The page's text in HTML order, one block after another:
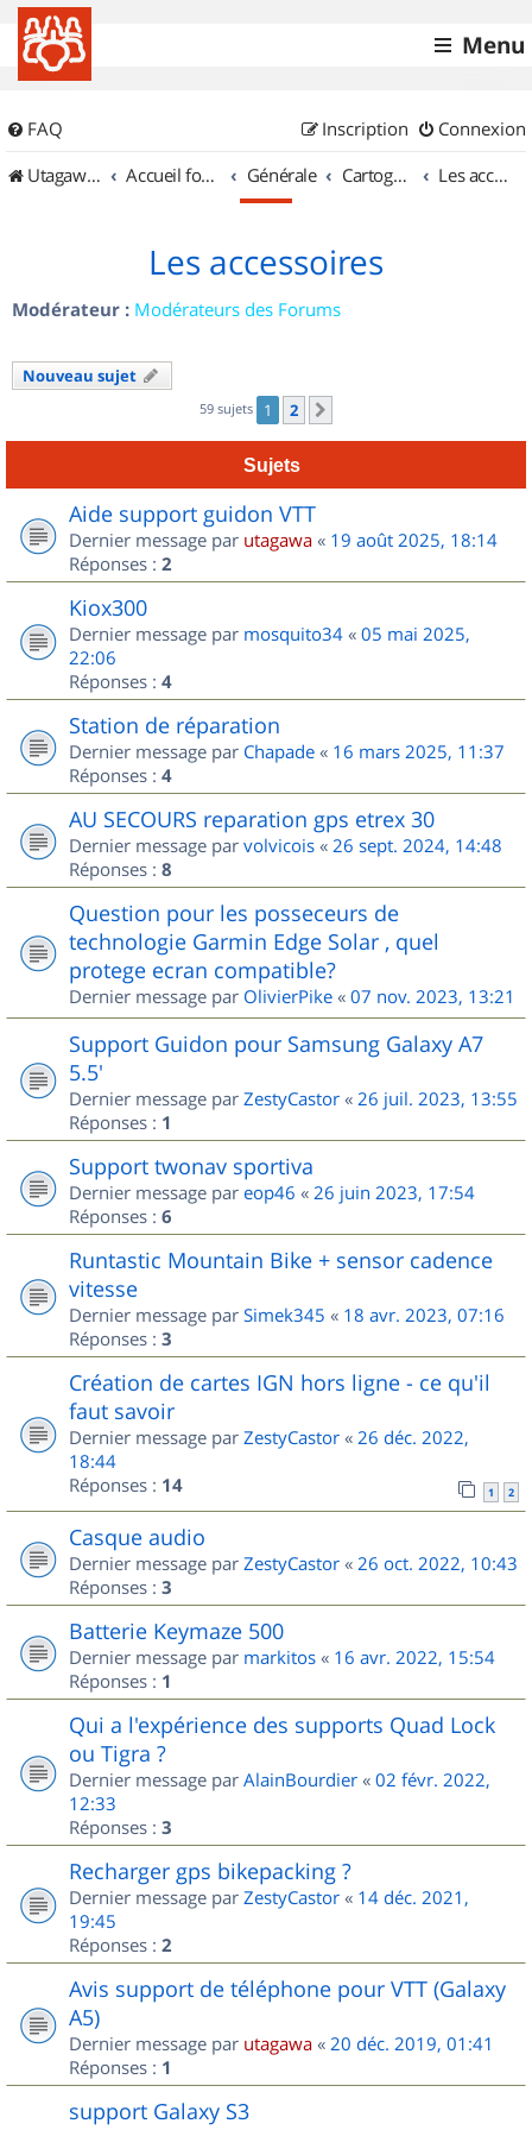
Menu
FAQ Connexion
Inscription
UtagawaVTT (Randos VTT et VTTAE avec traces GPS)
Accueil forum Générale Cartographie et GPS Les accessoires
Les accessoires
Modérateur : Modérateurs des Forums
Nouveau sujet
59 sujets 1 2
Sujets
Aide support guidon VTT
Dernier message par utagawa « 19 août 2025, 18:14
Réponses : 2
Kiox300
Dernier message par mosquito34 « 05 mai 2025,
22:06
Réponses : 4
Station de réparation
Dernier message par Chapade « 16 mars 2025, 11:37
Réponses : 4
AU SECOURS reparation gps etrex 30
Dernier message par volvicois « 26 sept. 2024, 14:48
Réponses : 8
Question pour les posseceurs de
technologie Garmin Edge Solar , quel
protege ecran compatible?
Dernier message par OlivierPike « 07 nov. 2023, 13:21
Support Guidon pour Samsung Galaxy A7
5.5'
Dernier message par ZestyCastor « 26 juil. 2023, 13:55
Réponses : 1
Support twonav sportiva
Dernier message par eop46 « 26 juin 2023, 17:54
Réponses : 6
Runtastic Mountain Bike + sensor cadence
vitesse
Dernier message par Simek345 « 18 avr. 2023, 07:16
Réponses : 3
Création de cartes IGN hors ligne - ce qu'il
faut savoir
Dernier message par ZestyCastor « 26 déc. 2022,
18:44
Réponses : 14 1 2
Casque audio
Dernier message par ZestyCastor « 26 oct. 2022, 10:43
Réponses : 3
Batterie Keymaze 500
Dernier message par markitos « 16 avr. 2022, 15:54
Réponses : 1
Qui a l'expérience des supports Quad Lock
ou Tigra ?
Dernier message par AlainBourdier « 02 févr. 2022,
12:33
Réponses : 3
Recharger gps bikepacking ?
Dernier message par ZestyCastor « 14 déc. 2021,
19:45
Réponses : 2
Avis support de téléphone pour VTT (Galaxy
A5)
Dernier message par utagawa « 20 déc. 2019, 01:41
Réponses : 1
support Galaxy S3